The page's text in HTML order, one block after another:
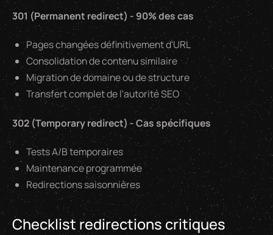
301 (Permanent redirect) - 90% des cas
Pages changées définitivement d'URL
Consolidation de contenu similaire
Migration de domaine ou de structure
Transfert complet de l'autorité SEO
302 (Temporary redirect) - Cas spécifiques
Tests A/B temporaires
Maintenance programmée
Redirections saisonnières
Checklist redirections critiques